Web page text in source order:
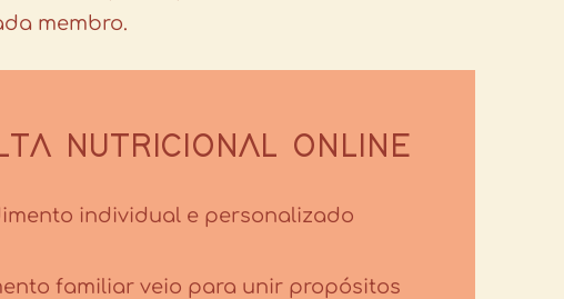
membro.
NUTRICIONAL ONLINE
individual e personalizado
familiar veio para unir propósitos